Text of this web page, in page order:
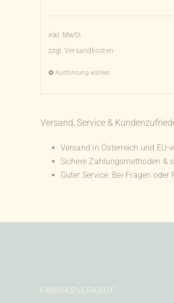
inkl. MwSt.
zzgl. Versandkosten
Ausführung wählen
Produkt
mehrere
auf.
Die
Optionen
der
Versand, Service &
Versand in Österreich und EU-
Sichere Zahlungsmethoden &
Guter Service: Bei Fragen
FABRIKSVERKAUF